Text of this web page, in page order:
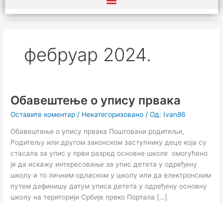
фебруар 2024.
Обавештење о упису првака
Оставите коментар / Некатегоризовано / Од: Ivan86
Обавештење о упису првака Поштовани родитељи,
Родитељу или другом законском заступнику деце која су
стасала за упис у први разред основне школе омогућено
је да искажу интересовање за упис детета у одређену
школу и то личним одласком у школу или да електронским
путем дефинишу датум уписа детета у одређену основну
школу на територији Србије преко Портала […]
Обавештење
упису
првака